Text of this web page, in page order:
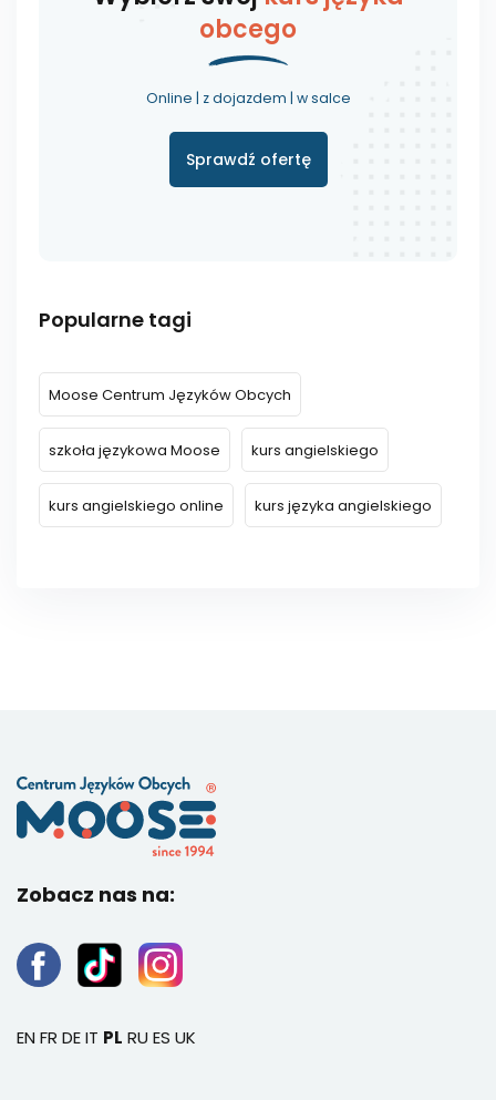
obcego
Online | z dojazdem | w salce
Sprawdź ofertę
Popularne tagi
Moose Centrum Języków Obcych
szkoła językowa Moose kurs angielskiego
kurs angielskiego online kurs języka angielskiego
Zobacz nas na:
EN FR DEIT PL RU ES UK